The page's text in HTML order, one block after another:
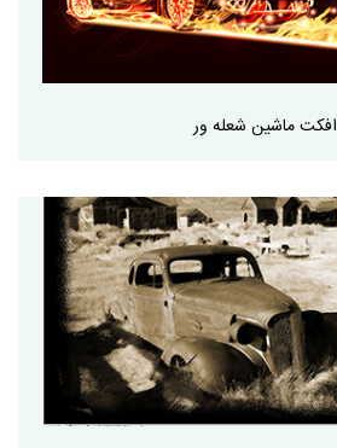
افکت ماشین شعله ور